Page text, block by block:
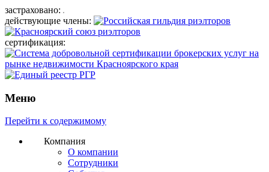
застраховано:
действующие члены:
сертификация:
Меню
Перейти к содержимому
Компания
О компании
Сотрудники